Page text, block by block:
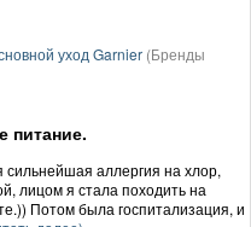
уход Garnier (Бренды
питание.
сильнейшая аллергия на хлор,
лицом я стала походить на
Потом была госпитализация, и